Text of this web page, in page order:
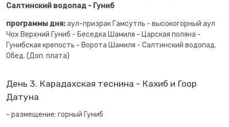
Салтинский водопад - Гуниб
программы дня:аул-призрак Гамсутль - высокогорный аул
Чох Верхний Гуниб - Беседка Шамиля - Царская поляна -
Гунибская крепость - Ворота Шамиля - Салтинский водопад.
Обед. (Доп. плата)
День 3. Карадахская теснина - Кахиб и Гоор
Датуна
- размещение: горный Гуниб